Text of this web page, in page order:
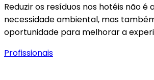
Reduzir os resíduos nos hotéis não é
necessidade ambiental, mas
oportunidade para melhorar a
Profissionais